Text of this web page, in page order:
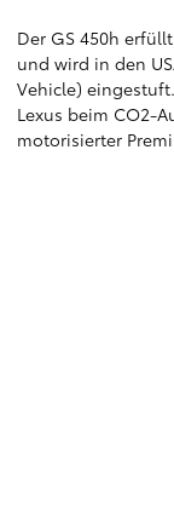
Der GS 450h
und wird in den
Vehicle)
Lexus beim CO2-
motorisierter